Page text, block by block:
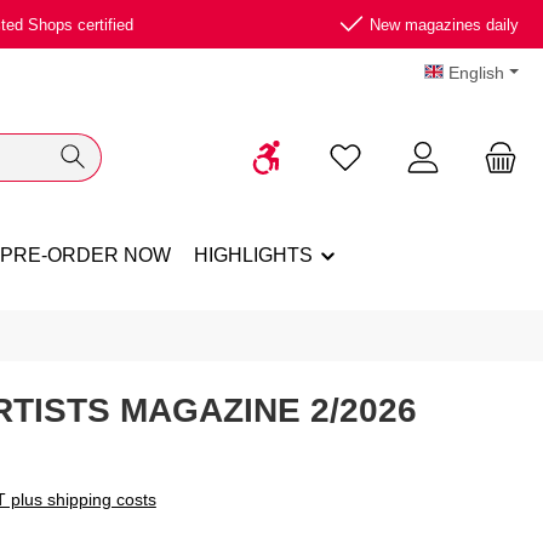
Shops certified New magazines daily
English
Show toolbarYou have 0 wishlist
PRE-ORDER NOW HIGHLIGHTS
MAGAZINE 2/2026
plus shipping costs